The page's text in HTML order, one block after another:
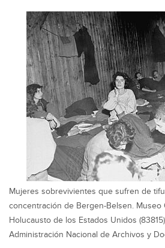
Mujeres sobrevivientes que sufren de
concentración de Bergen-Belsen. Museo
Holucausto de los Estados Unidos
Administración Nacional de Archivos y